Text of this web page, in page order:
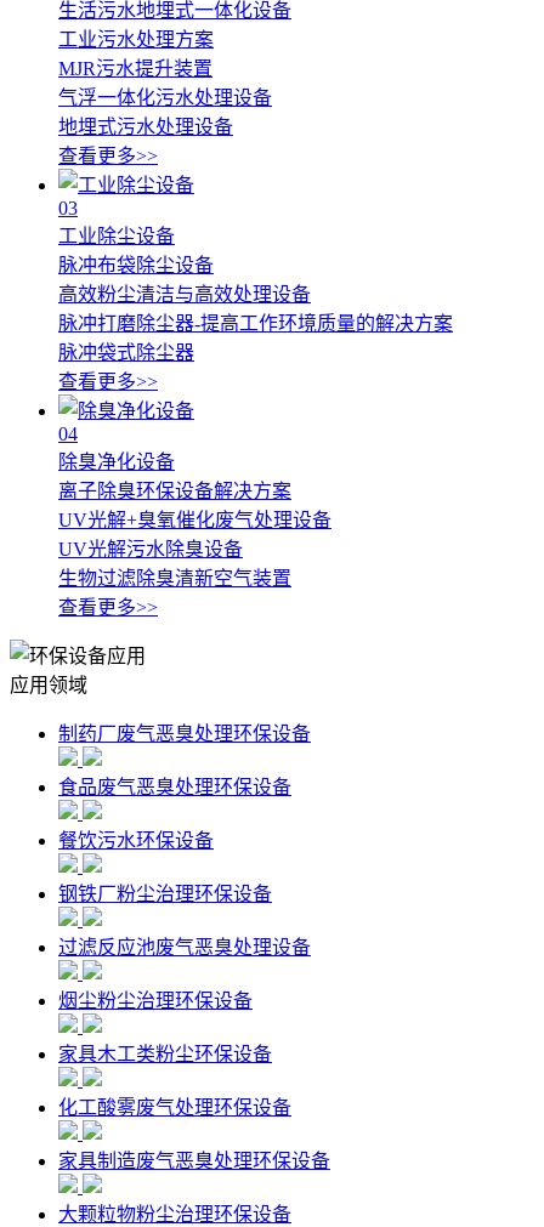
生活污水地埋式一体化设备
工业污水处理方案
MJR污水提升装置
气浮一体化污水处理设备
地埋式污水处理设备
查看更多>>
03
工业除尘设备
脉冲布袋除尘设备
高效粉尘清洁与高效处理设备
脉冲打磨除尘器-提高工作环境质量的解决方案
脉冲袋式除尘器
查看更多>>
04
除臭净化设备
离子除臭环保设备解决方案
UV光解+臭氧催化废气处理设备
UV光解污水除臭设备
生物过滤除臭清新空气装置
查看更多>>
应用领域
制药厂废气恶臭处理环保设备
食品废气恶臭处理环保设备
餐饮污水环保设备
钢铁厂粉尘治理环保设备
过滤反应池废气恶臭处理设备
烟尘粉尘治理环保设备
家具木工类粉尘环保设备
化工酸雾废气处理环保设备
家具制造废气恶臭处理环保设备
大颗粒物粉尘治理环保设备